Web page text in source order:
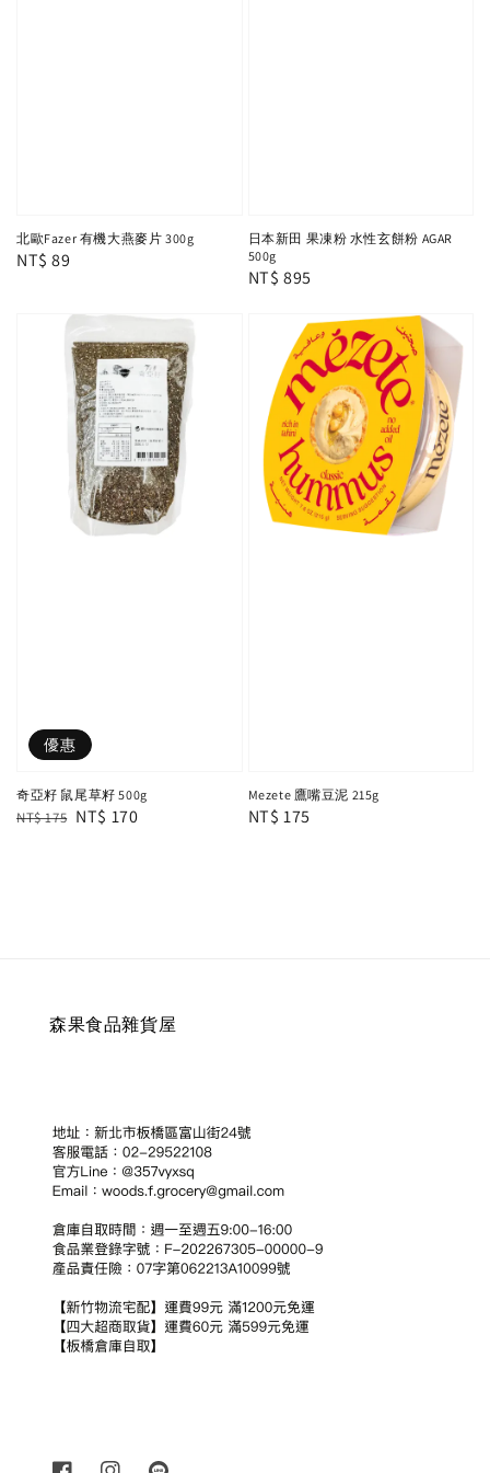
北歐Fazer 有機大燕麥片 300g
Regular
NT$ 89
日本新田 果凍粉 水性玄餅粉 AGAR
500g
Regular
NT$ 895
優惠
奇亞籽 鼠尾草籽 500g
Regular
NT$ 175 Sale
NT$ 170
Mezete 鷹嘴豆泥 215g
Regular
NT$ 175
森果食品雜貨屋